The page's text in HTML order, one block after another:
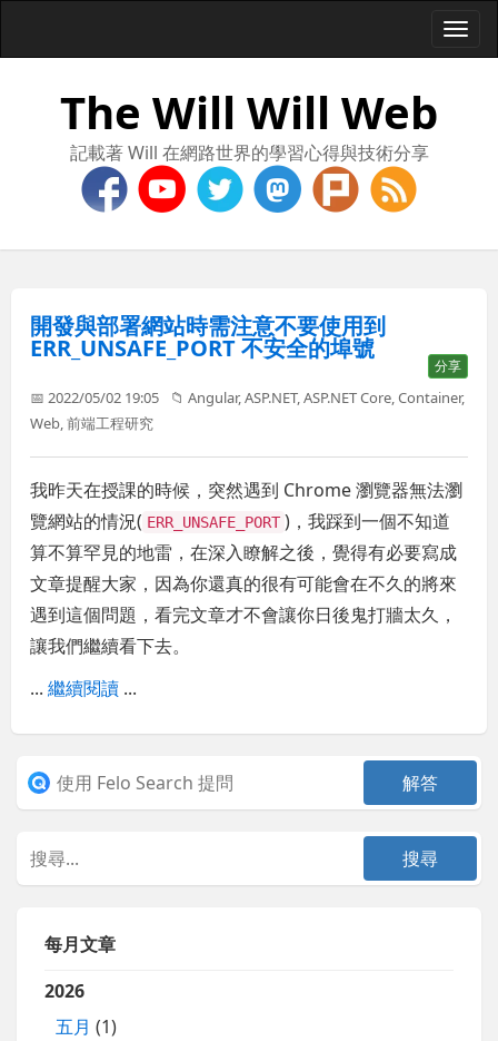
The Will Will Web
記載著 Will 在網路世界的學習心得與技術分享
開發與部署網站時需注意不要使用到
ERR_UNSAFE_PORT 不安全的埠號
分享
📅 2022/05/02 19:05 📁Angular,ASP.NET,ASP.NET Core ,Container,
Web ,前端工程研究
我昨天在授課的時候，突然遇到 Chrome 瀏覽器無法瀏
覽網站的情況( ERR_UNSAFE_PORT )，我踩到一個不知道
算不算罕見的地雷，在深入瞭解之後，覺得有必要寫成
文章提醒大家，因為你還真的很有可能會在不久的將來
遇到這個問題，看完文章才不會讓你日後鬼打牆太久，
讓我們繼續看下去。
...繼續閱讀 ...
每月文章
2026
五月 (1)